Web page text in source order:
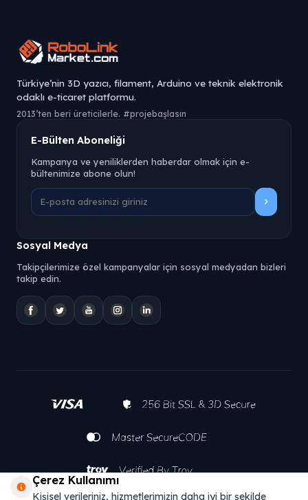
Türkiye’nin 3D yazıcı, filament, Arduino ve teknik elektronik
odaklı e-ticaret platformu.
2013’ten beri üreticilerle. #projebaşlasın
E-Bülten Aboneliği
Kampanya ve yeniliklerden haberdar olmak için e-
bültenimize abone olun!
Sosyal Medya
Takipçilerimize özel kampanyalar için sosyal medyadan bizleri
takip edin.
Çerez Kullanımı
Kişisel verileriniz, hizmetlerimizin daha iyi bir şekilde